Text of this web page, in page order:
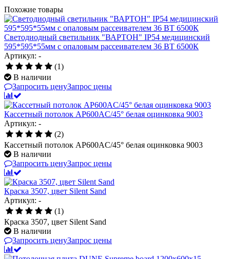
Похожие товары
Светодиодный светильник "ВАРТОН" IP54 медицинский
595*595*55мм с опаловым рассеивателем 36 ВТ 6500К
Артикул: -
(1)
В наличии
Запросить ценуЗапрос цены
Кассетный потолок AP600AC/45° белая оцинковка 9003
Артикул: -
(2)
Кассетный потолок AP600AC/45° белая оцинковка 9003
В наличии
Запросить ценуЗапрос цены
Краска 3507, цвет Silent Sand
Артикул: -
(1)
Краска 3507, цвет Silent Sand
В наличии
Запросить ценуЗапрос цены